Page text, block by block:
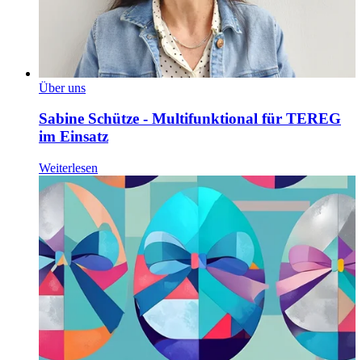
Über uns
Sabine Schütze - Multifunktional für TEREG
im Einsatz
Weiterlesen